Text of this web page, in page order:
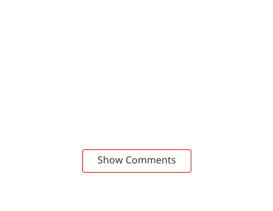
Show Comments